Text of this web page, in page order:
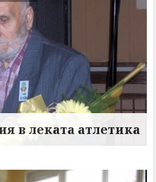
в леката атлетика